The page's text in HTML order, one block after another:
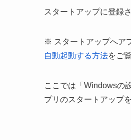
スタートアップに登録
※ スタートアップへア
自動起動する方法をご
ここでは「Windowsの
プリのスタートアップ